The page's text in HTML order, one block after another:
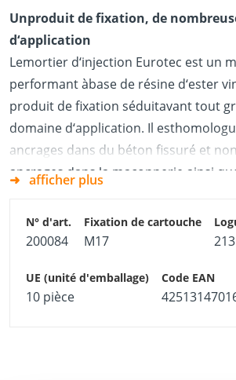
Unproduit de fixation, de
d‘application
Lemortier d‘injection Eurotec est un
performant àbase de résine d‘ester
produit de fixation séduitavant tout
domaine d‘application. Il
ancrages dans du béton fissuré et
ancrages dans la maçonnerie ainsi
En raison du montage
d‘injection Eurotec convient
aubord et entraxes sont nécessaires.
une solutionadaptée partout où des
afficher plus
200084 M17
10 pièce